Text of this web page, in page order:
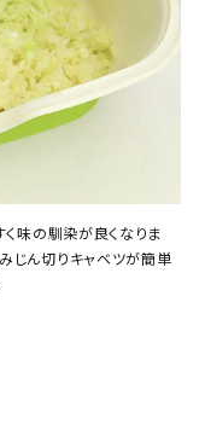
味の馴染が良くなりま
じん切りキャベツが簡単